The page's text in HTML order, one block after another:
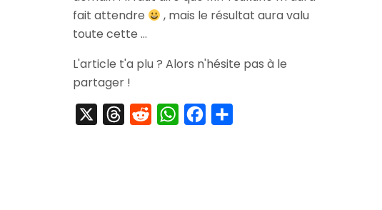
fait attendre
, mais le résultat aura valu
toute cette …
L'article t'a plu ? Alors n'hésite pas à le
partager !
ThreadsRedditWhatsAppFacebook